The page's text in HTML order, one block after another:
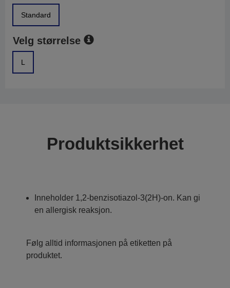
Standard
Velg størrelse
L
Produktsikkerhet
Inneholder 1,2-benzisotiazol-3(2H)-on. Kan gi
en allergisk reaksjon.
Følg alltid informasjonen på etiketten på
produktet.